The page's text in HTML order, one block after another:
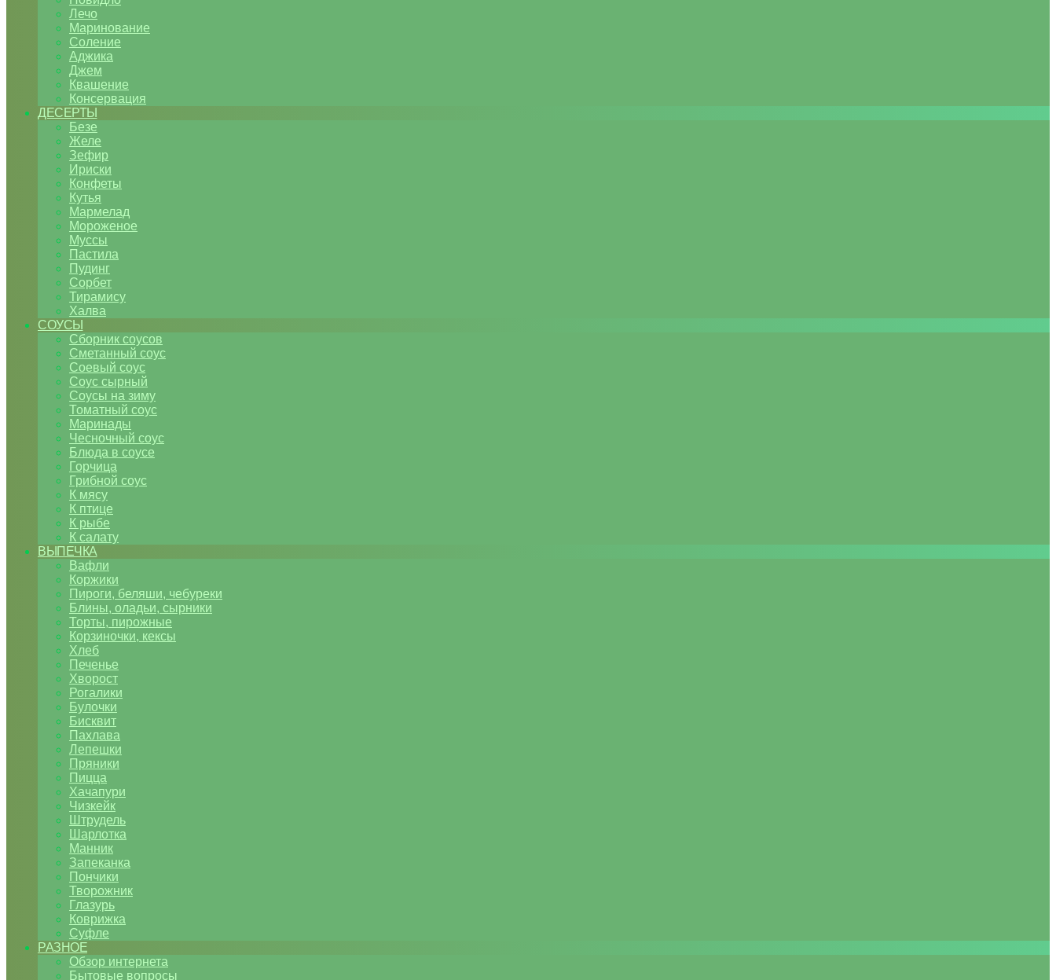
Лечо
Маринование
Соление
Аджика
Джем
Квашение
Консервация
ДЕСЕРТЫ
Безе
Желе
Зефир
Ириски
Конфеты
Кутья
Мармелад
Мороженое
Муссы
Пастила
Пудинг
Сорбет
Тирамису
Халва
СОУСЫ
Сборник соусов
Сметанный соус
Соевый соус
Соус сырный
Соусы на зиму
Томатный соус
Маринады
Чесночный соус
Блюда в соусе
Горчица
Грибной соус
К мясу
К птице
К рыбе
К салату
ВЫПЕЧКА
Вафли
Коржики
Пироги, беляши, чебуреки
Блины, оладьи, сырники
Торты, пирожные
Корзиночки, кексы
Хлеб
Печенье
Хворост
Рогалики
Булочки
Бисквит
Пахлава
Лепешки
Пряники
Пицца
Хачапури
Чизкейк
Штрудель
Шарлотка
Манник
Запеканка
Пончики
Творожник
Глазурь
Коврижка
Суфле
РАЗНОЕ
Обзор интернета
Бытовые вопросы